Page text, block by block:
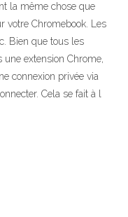
la même chose que
votre Chromebook. Les
Bien que tous les
extension Chrome,
connexion privée via
Cela se fait à l